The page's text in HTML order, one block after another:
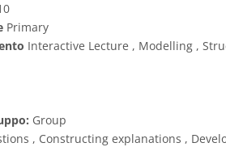
Primary
Interactive Lecture , Modelling ,
Group
, Constructing explanations ,